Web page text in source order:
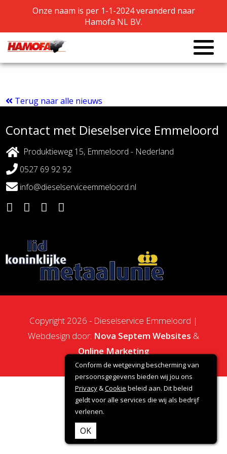
Onze naam is per 1-1-2024 veranderd naar
Hamofa NL BV.
Conform de wetgeving bescherming van
persoonsgegevens bieden wij jou ons
Privacy&Cookie beleid aan. Dit beleid
geldt voor alle services die wij als bedrijf
verlenen.
OK
Onze naam is per 1-1-2024 veranderd naar
Hamofa NL BV.
Totaal revisie ABC 6DXS
Terug naar alle nieuws
Contact met Dieselservice Emmeloord
Produktieweg 15, Emmeloord - Nederland
0527 69 92 92
info@dieselserviceemmeloord.nl
Copyright 2026 - Dieselservice Emmeloord |
Webdesign door: Nova Septem Websites &
Online Marketing